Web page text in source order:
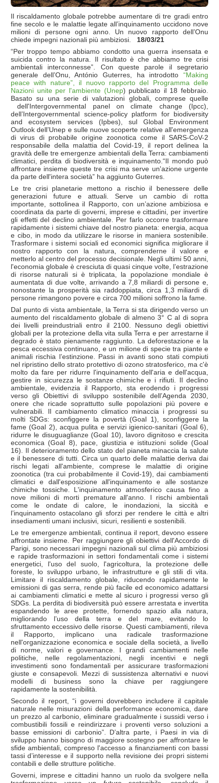
Il riscaldamento globale potrebbe aumentare di tre gradi entro
fine secolo e le malattie legate all’inquinamento uccidono nove
milioni di persone ogni anno. Un nuovo rapporto dell’Onu
chiede impegni nazionali più ambiziosi. 18/03/21
“Per troppo tempo abbiamo condotto una guerra insensata e
suicida contro la natura. Il risultato è che abbiamo tre crisi
ambientali interconnesse”. Con queste parole il segretario
generale dell’Onu, António Guterres, ha introdotto “Making
peace with nature”, il nuovo rapporto del Programma delle
Nazioni unite per l'ambiente (Unep) pubblicato il 18 febbraio.
Basato su una serie di valutazioni globali, comprese quelle
dell'Intergovernmental panel on climate change (Ipcc),
dell’Intergovernmental science-policy platform for biodiversity
and ecosystem services (Ipbes), sul Global Environment
Outlook dell’Unep e sulle nuove scoperte relative all'emergenza
di virus di probabile origine zoonotica come il SARS-CoV-2
responsabile della malattia del Covid-19, il report delinea la
gravità delle tre emergenze ambientali della Terra: cambiamenti
climatici, perdita di biodiversità e inquinamento.“Il mondo può
affrontare insieme queste tre crisi ma serve un'azione urgente
da parte dell'intera società” ha aggiunto Guterres.
Le tre crisi planetarie mettono a rischio il benessere delle
generazioni future e attuali. Serve un cambio di rotta
importante, sottolinea il Rapporto, con un’azione ambiziosa e
coordinata da parte di governi, imprese e cittadini, per invertire
gli effetti del declino ambientale. Per farlo occorre trasformare
rapidamente i sistemi chiave del nostro pianeta: energia, acqua
e cibo, in modo da utilizzare le risorse in maniera sostenibile.
Trasformare i sistemi sociali ed economici significa migliorare il
nostro rapporto con la natura, comprenderne il valore e
metterlo al centro del processo decisionale. Negli ultimi 50 anni,
l'economia globale è cresciuta di quasi cinque volte, l’estrazione
di risorse naturali si è triplicata, la popolazione mondiale è
aumentata di due volte, arrivando a 7,8 miliardi di persone e,
nonostante la prosperità sia raddoppiata, circa 1,3 miliardi di
persone rimangono povere e circa 700 milioni soffrono la fame.
Dal punto di vista ambientale, la Terra si sta dirigendo verso un
aumento del riscaldamento globale di almeno 3° C al di sopra
dei livelli preindustriali entro il 2100. Nessuno degli obiettivi
globali per la protezione della vita sulla Terra e per arrestarne il
degrado è stato pienamente raggiunto. La deforestazione e la
pesca eccessiva continuano, e un milione di specie tra piante e
animali rischia l’estinzione. Passi in avanti sono stati compiuti
nel ripristino dello strato protettivo di ozono stratosferico, ma c'è
molto da fare per ridurre l'inquinamento dell'aria e dell'acqua,
gestire in sicurezza le sostanze chimiche e i rifiuti. Il declino
ambientale, evidenzia il Rapporto, sta erodendo i progressi
verso gli Obiettivi di sviluppo sostenibile dell’Agenda 2030,
onere che ricade soprattutto sulle popolazioni più povere e
vulnerabili. Il cambiamento climatico minaccia i progressi su
molti SDGs: sconfiggere la povertà (Goal 1), sconfiggere la
fame (Goal 2), acqua pulita e servizi igienico-sanitari (Goal 6),
ridurre le disuguaglianze (Goal 10), lavoro dignitoso e crescita
economica (Goal 8), pace, giustizia e istituzioni solide (Goal
16). Il deterioramento dello stato del pianeta minaccia la salute
e il benessere di tutti. Circa un quarto delle malattie deriva dai
rischi legati all'ambiente, comprese le malattie di origine
zoonotica (tra cui probabilmente il Covid-19), dai cambiamenti
climatici e dall'esposizione all'inquinamento e alle sostanze
chimiche tossiche. L'inquinamento atmosferico causa fino a
nove milioni di morti premature all'anno. I rischi ambientali
come le ondate di calore, le inondazioni, la siccità e
l’inquinamento ostacolano gli sforzi per rendere le città e altri
insediamenti umani inclusivi, sicuri, resilienti e sostenibili.
Le tre emergenze ambientali, continua il report, devono essere
affrontate insieme. Per raggiungere gli obiettivi dell'Accordo di
Parigi, sono necessari impegni nazionali sul clima più ambiziosi
e rapide trasformazioni in settori fondamentali come i sistemi
energetici, l'uso del suolo, l'agricoltura, la protezione delle
foreste, lo sviluppo urbano, le infrastrutture e gli stili di vita.
Limitare il riscaldamento globale, riducendo rapidamente le
emissioni di gas serra, rende più facile ed economico adattarsi
ai cambiamenti climatici e mette al sicuro i progressi verso gli
SDGs. La perdita di biodiversità può essere arrestata e invertita
espandendo le aree protette, fornendo spazio alla natura,
migliorando l’uso della terra e del mare, evitando lo
sfruttamento eccessivo delle risorse. Questi cambiamenti, rileva
il Rapporto, implicano una radicale trasformazione
nell'organizzazione economica e sociale della società, a livello
di norme, valori e governance. I grandi cambiamenti nelle
politiche, nelle regolamentazioni, negli incentivi e negli
investimenti sono fondamentali per assicurare trasformazioni
giuste e consapevoli. Mezzi di sussistenza alternativi e nuovi
modelli di business sono la chiave per raggiungere
rapidamente la sostenibilità.
Secondo il report, “i governi dovrebbero includere il capitale
naturale nelle misurazioni della performance economica, dare
un prezzo al carbonio, eliminare gradualmente i sussidi verso i
combustibili fossili e reindirizzare i proventi verso soluzioni a
basse emissioni di carbonio”. D’altra parte, i Paesi in via di
sviluppo hanno bisogno di maggiore sostegno per affrontare le
sfide ambientali, compreso l'accesso a finanziamenti con bassi
tassi d’interesse e il supporto nella revisione dei propri sistemi
contabili e delle strutture politiche.
Governi, imprese e cittadini hanno un ruolo da svolgere nella